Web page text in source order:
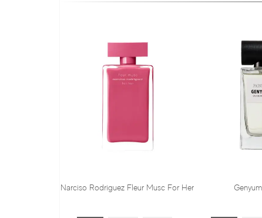
Narciso Rodriguez Fleur Musc For Her Genyum Painter